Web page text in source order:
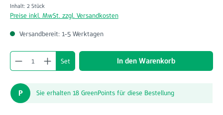
Inhalt: 2 Stück
Preise inkl. MwSt. zzgl. Versandkosten
Versandbereit: 1-5 Werktagen
Produkt Anzahl: Gib den gewünschten Wert
Set In den Warenkorb
P Sie erhalten 18 GreenPoints für diese Bestellung